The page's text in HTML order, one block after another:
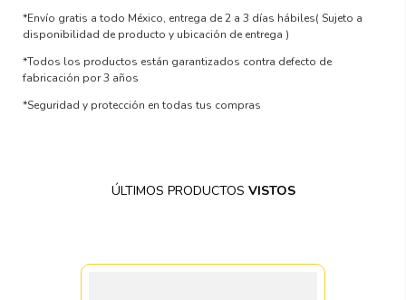
*Envío gratis a todo México, entrega de 2 a 3 días hábiles( Sujeto a
disponibilidad de producto y ubicación de entrega )
*Todos los productos están garantizados contra defecto de
fabricación por 3 años
*Seguridad y protección en todas tus compras
ÚLTIMOS PRODUCTOS VISTOS